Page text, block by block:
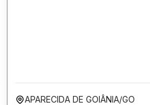
APARECIDA DE GOIÂNIA/GO